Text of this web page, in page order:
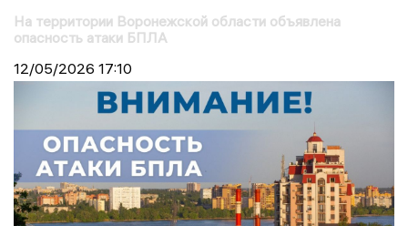
На территории Воронежской области объявлена
опасность атаки БПЛА
12/05/2026 17:10